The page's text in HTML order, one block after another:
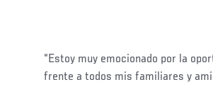
“Estoy muy emocionado por la
frente a todos mis familiares y